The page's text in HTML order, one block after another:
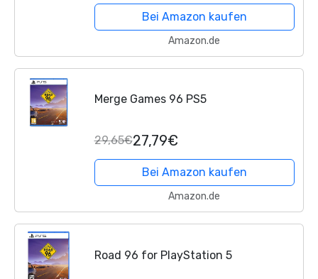
Bei Amazon kaufen
Amazon.de
Merge Games 96 PS5
29,65€27,79€
Bei Amazon kaufen
Amazon.de
Road 96 for PlayStation 5